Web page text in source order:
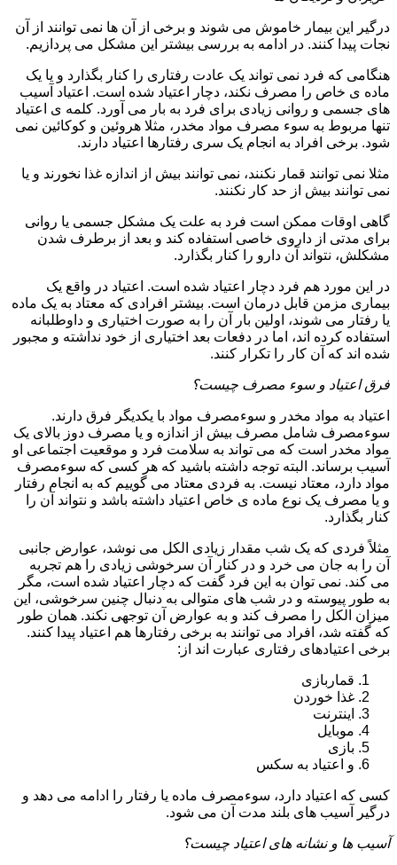
درگیر این بیمار خاموش می شوند و برخی از آن ها نمی توانند از آن
نجات پیدا کنند. در ادامه به بررسی بیشتر این مشکل می پردازیم.
هنگامی که فرد نمی تواند یک عادت رفتاری را کنار بگذارد و یا یک
ماده ی خاص را مصرف نکند، دچار اعتیاد شده است. اعتیاد آسیب
های جسمی و روانی زیادی برای فرد به بار می آورد. کلمه ی اعتیاد
تنها مربوط به سوء مصرف مواد مخدر، مثلا هروئین و کوکائین نمی
شود. برخی افراد به انجام یک سری رفتارها اعتیاد دارند.
مثلا نمی توانند قمار نکنند، نمی توانند بیش از اندازه غذا نخورند و یا
نمی توانند بیش از حد کار نکنند.
گاهی اوقات ممکن است فرد به علت یک مشکل جسمی یا روانی
برای مدتی از داروی خاصی استفاده کند و بعد از برطرف شدن
مشکلش، نتواند آن دارو را کنار بگذارد.
در این مورد هم فرد دچار اعتیاد شده است. اعتیاد در واقع یک
بیماری مزمن قابل درمان است. بیشتر افرادی که معتاد به یک ماده
یا رفتار می شوند، اولین بار آن را به صورت اختیاری و داوطلبانه
استفاده کرده اند، اما در دفعات بعد اختیاری از خود نداشته و مجبور
شده اند که آن کار را تکرار کنند.
فرق اعتیاد و سوء مصرف چیست؟
اعتیاد به مواد مخدر و سوءمصرف مواد با یکدیگر فرق دارند.
سوءمصرف شامل مصرف بیش از اندازه و یا مصرف دوز بالای یک
مواد مخدر است که می تواند به سلامت فرد و موقعیت اجتماعی او
آسیب برساند. البته توجه داشته باشید که هر کسی که سوءمصرف
مواد دارد، معتاد نیست. به فردی معتاد می گوییم که به انجام رفتار
و یا مصرف یک نوع ماده ی خاص اعتیاد داشته باشد و نتواند آن را
کنار بگذارد.
مثلاً فردی که یک شب مقدار زیادی الکل می نوشد، عوارض جانبی
آن را به جان می خرد و در کنار آن سرخوشی زیادی را هم تجربه
می کند. نمی توان به این فرد گفت که دچار اعتیاد شده است، مگر
به طور پیوسته و در شب های متوالی به دنبال چنین سرخوشی، این
میزان الکل را مصرف کند و به عوارض آن توجهی نکند. همان طور
که گفته شد، افراد می توانند به برخی رفتارها هم اعتیاد پیدا کنند.
برخی اعتیادهای رفتاری عبارت اند از:
قماربازی
غذا خوردن
اینترنت
موبایل
بازی
و اعتیاد به سکس
کسی که اعتیاد دارد، سوءمصرف ماده یا رفتار را ادامه می دهد و
درگیر آسیب های بلند مدت آن می شود.
آسیب ها و نشانه های اعتیاد چیست؟